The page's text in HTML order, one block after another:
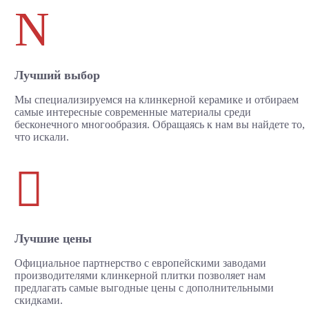
N
Лучший выбор
Мы специализируемся на клинкерной керамике и отбираем
самые интересные современные материалы среди
бесконечного многообразия. Обращаясь к нам вы найдете то,
что искали.

Лучшие цены
Официальное партнерство с европейскими заводами
производителями клинкерной плитки позволяет нам
предлагать самые выгодные цены с дополнительными
скидками.